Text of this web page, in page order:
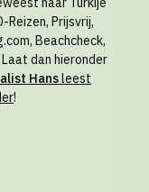
Reizen, Prijsvrij,
Beachcheck,
dan hieronder
Hansleest
!